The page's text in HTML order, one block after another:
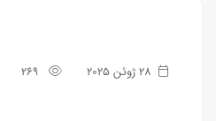
28 ژوئن 2025